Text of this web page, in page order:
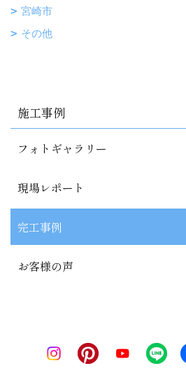
宮崎市
その他
施工事例
フォトギャラリー
現場レポート
完工事例
お客様の声